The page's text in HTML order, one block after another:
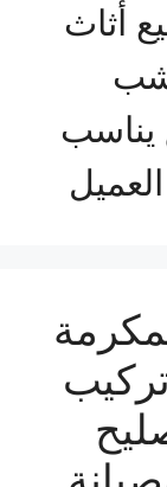
أثاث
يناسب
فك تركيب